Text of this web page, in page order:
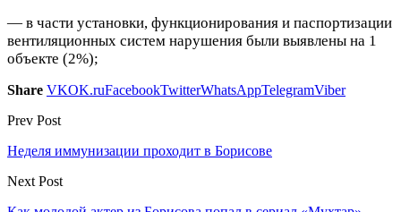
— в части установки, функционирования и паспортизации
вентиляционных систем нарушения были выявлены на 1
объекте (2%);
Share VKOK.ruFacebookTwitterWhatsAppTelegramViber
Prev Post
Неделя иммунизации проходит в Борисове
Next Post